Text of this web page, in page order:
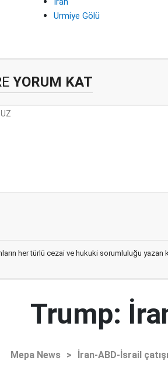
Urmiye Gölü
YORUM KAT
her türlü cezai ve hukuki sorumluluğu
Trump:
Mepa News > İran-ABD-İsrail